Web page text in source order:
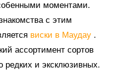
моментами.
с этим
виски в Маудау .
ассортимент сортов
редких и эксклюзивных.